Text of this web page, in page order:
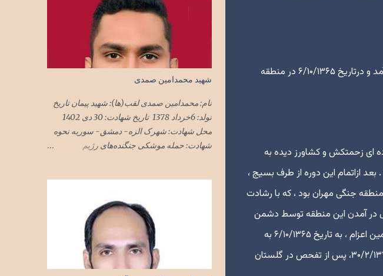
شهید غلامرضا اسدی در تاریخ ۲۰/۵/۱۳۴۸ در روستای سرند از توابع شهرستان بشرویه به دنیا آمد و درتاریخ ۶/۱۰/۱۳۶۵ در منطقه
درخانواده ای زحمتکش و کشاورز دیده به
ازاتمام این دوره از طرف بسیج ،
کرد ، درمنطقه جنگی مهران بود ، که با رشادت
در آمدن این منطقه توسط دشمن
جلوگیری نمایند . شهید عزیز ، به عنوان تخریب چی عازم منطقه عملیاتی شلمچه شد که در همین اعزام ، به تاریخ ۶/۱۰/۱۳۶۵ به
فیض شهادت نائل آمد . پیکر مطهر شهید ، مدت ها در منطقه عملیاتی برجا ماند و درتاریخ ۳۰/۲/۱۳۷۴، پس از تفحص در گلستان
شهید محمدامین صمدی
نام: محمدامین صمدی لقب(ها): شهید پیمان تاریخ
تولد: 6خرداد 1378 تاریخ شهادت: 30 دی 1402
محل شهادت: شهرک الزه- دمشق- سوریه نحوه
شهادت: حمله موشکی جنگنده‌های رژیم